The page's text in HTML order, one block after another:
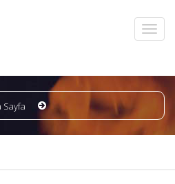
Sayfa